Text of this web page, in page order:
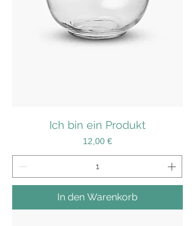
Ich bin ein Produkt
Preis
12,00 €
In den Warenkorb